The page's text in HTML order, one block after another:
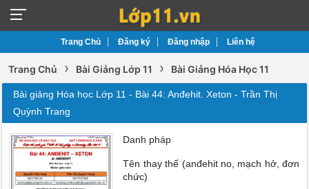
Trang Chủ Đăng ký Đăng nhập Liên hệ
Trang Chủ › Bài Giảng Lớp 11 › Bài Giảng Hóa Học 11
Bài giảng Hóa học Lớp 11 - Bài 44: Anđehit. Xeton - Trần Thị
Quỳnh Trang
Danh pháp
Tên thay thế (anđehit no, mạch hở, đơn
chức)